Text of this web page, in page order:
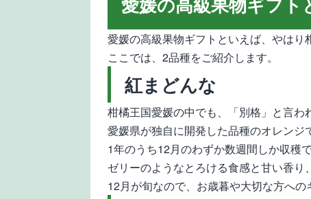
愛媛の高級果物ギフトといえば、やはり
ここでは、2品種をご紹介します。
紅まどんな
柑橘王国愛媛の中でも、「別格」と言わ
愛媛県が独自に開発した品種のオレンジ
1年のうち12月のわずか数週間しか収穫
ゼリーのようなとろける食感と甘い香り
12月が旬なので、お歳暮や大切な方への